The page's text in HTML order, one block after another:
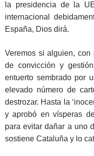
la presidencia de la
internacional
España, Dios dirá.
Veremos si alguien, con
de convicción y
entuerto sembrado por
elevado número de
destrozar. Hasta la
y aprobó en vísperas
para evitar dañar a uno
sostiene Cataluña y lo